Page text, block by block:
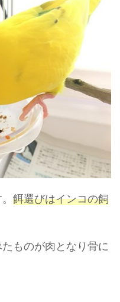
餌選びはインコの飼
ものが肉となり骨に